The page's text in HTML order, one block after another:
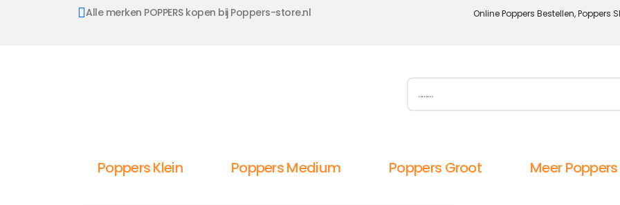
Alle merken POPPERS kopen bij Poppers-store.nl Online Poppers Bestellen, Poppers
Poppers Klein Poppers Medium Poppers Groot Meer Poppers